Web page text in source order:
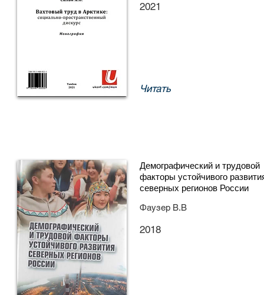
2021
Читать
Демографический и трудовой
факторы устойчивого
северных регионов России
Фаузер В.В
2018